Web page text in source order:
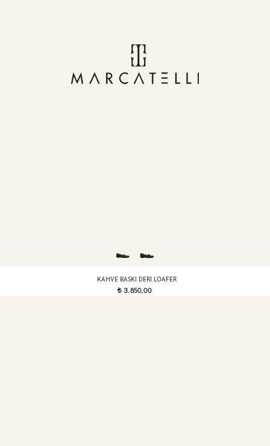
KAHVE BASKI DERI LOAFER
t3.850,00